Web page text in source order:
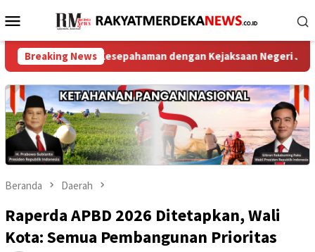
ke
Menu
Mobile
Breaking News
Kesepahaman dengan Kejaksaan Negeri Jakarta Utara
Beranda Daerah
Raperda APBD 2026 Ditetapkan, Wali
Kota: Semua Pembangunan Prioritas